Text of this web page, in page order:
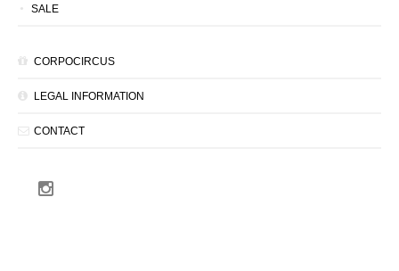
SALE
CORPOCIRCUS
LEGAL INFORMATION
CONTACT